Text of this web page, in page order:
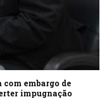
embargo de
impugnação